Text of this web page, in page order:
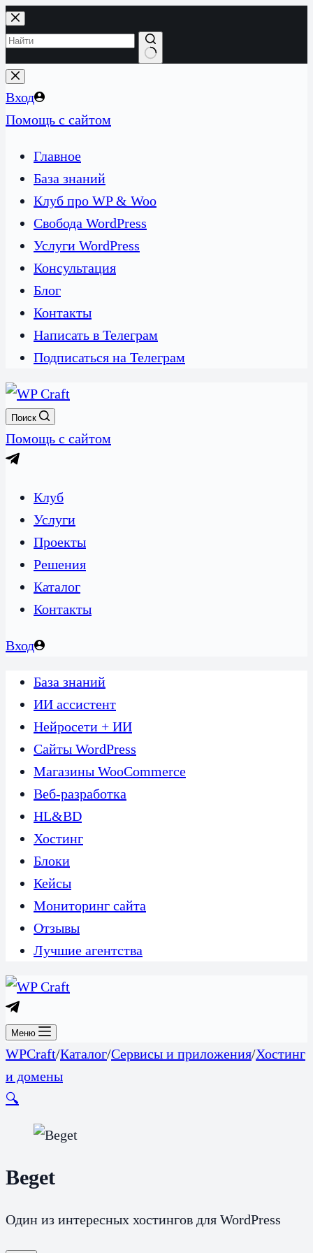
Перейти
к
сути
Ничего
не
найдено
Вход
Помощь с сайтом
Главное
База знаний
Клуб про WP & Woo
Свобода WordPress
Услуги WordPress
Консультация
Блог
Контакты
Написать в Телеграм
Подписаться на Телеграм
Поиск
Помощь с сайтом
Клуб
Услуги
Проекты
Решения
Каталог
Контакты
Вход
База знаний
ИИ ассистент
Нейросети + ИИ
Сайты WordPress
Магазины WooCommerce
Веб-разработка
HL&BD
Хостинг
Блоки
Кейсы
Мониторинг сайта
Отзывы
Лучшие агентства
Меню
WPCraft/Каталог/Сервисы и приложения/Хостинг
и домены
🔍
Beget
Один из интересных хостингов для WordPress